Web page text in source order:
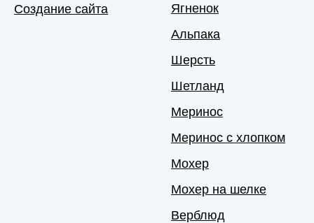
Создание сайта
Ягненок
Альпака
Шерсть
Шетланд
Меринос
Меринос с хлопком
Мохер
Мохер на шелке
Верблюд